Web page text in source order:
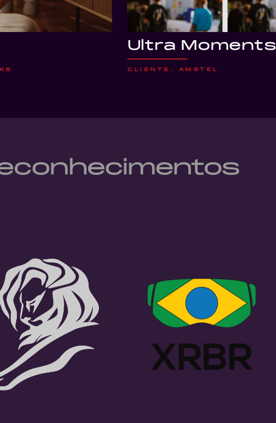
Ultra Moments
CLIENTE: AMSTEL